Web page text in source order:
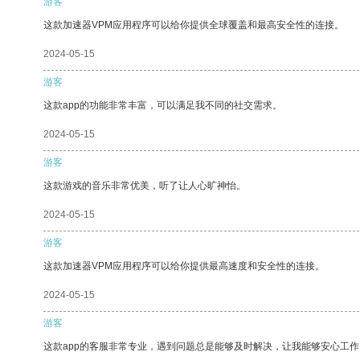
这款加速器VPM应用程序可以给你提供全球覆盖和最高安全性的连接。
2024-05-15
游客
这款app的功能非常丰富，可以满足我不同的社交需求。
2024-05-15
游客
这款游戏的音乐非常优美，听了让人心旷神怡。
2024-05-15
游客
这款加速器VPM应用程序可以给你提供最高速度和安全性的连接。
2024-05-15
游客
这款app的客服非常专业，遇到问题总是能够及时解决，让我能够安心工